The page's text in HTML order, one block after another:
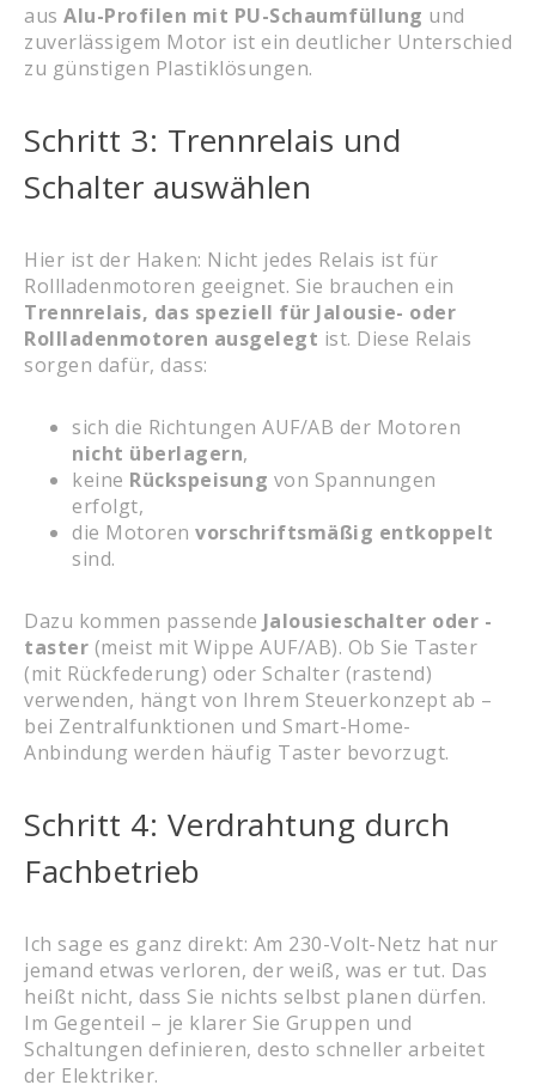
aus Alu-Profilen mit PU-Schaumfüllung und
zuverlässigem Motor ist ein deutlicher Unterschied
zu günstigen Plastiklösungen.
Schritt 3: Trennrelais und
Schalter auswählen
Hier ist der Haken: Nicht jedes Relais ist für
Rollladenmotoren geeignet. Sie brauchen ein
Trennrelais, das speziell für Jalousie- oder
Rollladenmotoren ausgelegt ist. Diese Relais
sorgen dafür, dass:
sich die Richtungen AUF/AB der Motoren
nicht überlagern,
keine Rückspeisung von Spannungen
erfolgt,
die Motoren vorschriftsmäßig entkoppelt
sind.
Dazu kommen passende Jalousieschalter oder -
taster (meist mit Wippe AUF/AB). Ob Sie Taster
(mit Rückfederung) oder Schalter (rastend)
verwenden, hängt von Ihrem Steuerkonzept ab –
bei Zentralfunktionen und Smart-Home-
Anbindung werden häufig Taster bevorzugt.
Schritt 4: Verdrahtung durch
Fachbetrieb
Ich sage es ganz direkt: Am 230-Volt-Netz hat nur
jemand etwas verloren, der weiß, was er tut. Das
heißt nicht, dass Sie nichts selbst planen dürfen.
Im Gegenteil – je klarer Sie Gruppen und
Schaltungen definieren, desto schneller arbeitet
der Elektriker.